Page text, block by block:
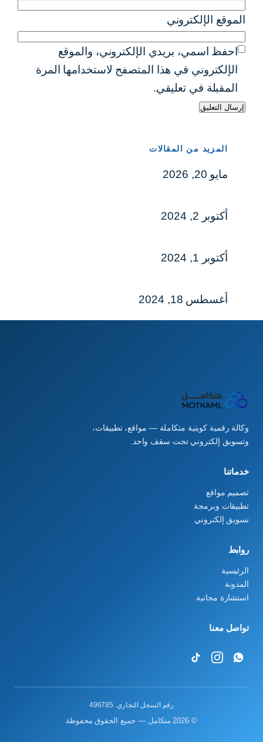
الموقع الإلكتروني
احفظ اسمي، بريدي الإلكتروني، والموقع
الإلكتروني في هذا المتصفح لاستخدامها المرة
المقبلة في تعليقي.
المزيد من المقالات
مايو 20, 2026
أكتوبر 2, 2024
أكتوبر 1, 2024
أغسطس 18, 2024
وكالة رقمية كويتية متكاملة — مواقع، تطبيقات،
وتسويق إلكتروني تحت سقف واحد.
خدماتنا
تصميم مواقع
تطبيقات وبرمجة
تسويق إلكتروني
روابط
الرئيسية
المدونة
استشارة مجانية
تواصل معنا
رقم السجل التجاري: 496785
© 2026 متكامل — جميع الحقوق محفوظة